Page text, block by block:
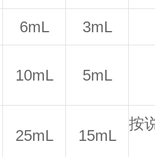
6mL 3mL
10mL 5mL
25mL 15mL
按